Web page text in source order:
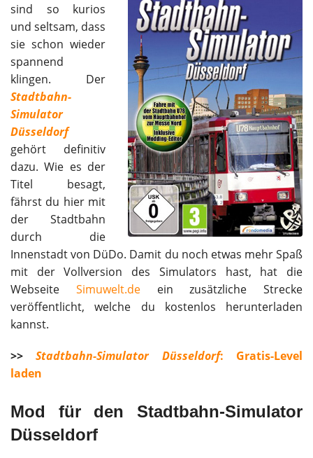
sind so kurios
und seltsam, dass
sie schon wieder
spannend
klingen. Der
Stadtbahn-
Simulator
Düsseldorf
gehört definitiv
dazu. Wie es der
Titel besagt,
fährst du hier mit
der Stadtbahn
durch die
Innenstadt von DüDo. Damit du noch etwas mehr Spaß
mit der Vollversion des Simulators hast, hat die
Webseite Simuwelt.deein zusätzliche Strecke
veröffentlicht, welche du kostenlos herunterladen
kannst.
>>Stadtbahn-Simulator Düsseldorf: Gratis-Level
laden
Mod für den Stadtbahn-Simulator
Düsseldorf